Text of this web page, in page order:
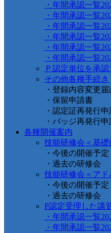
・年間承認一覧
・年間承認一覧
・年間承認一覧
・年間承認一覧
・年間承認一覧
・年間承認一覧
Ｐ認定単位を承
その他各種手続き
・登録内容変更届
・保留申請書
・認定証再発行
・バッジ再発行
各種開催案内
技能研修会＜基礎
・今後の開催予定
・過去の研修会
技能研修会＜アド
・今後の開催予定
・過去の研修会
P認定受理した講
・年間承認一覧
・年間承認一覧